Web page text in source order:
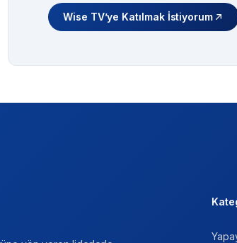
Wise TV’ye Katılmak İstiyorum